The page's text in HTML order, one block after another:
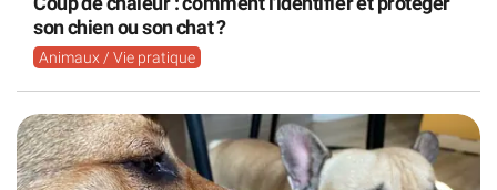
son chien ou son chat ?
Animaux / Vie pratique